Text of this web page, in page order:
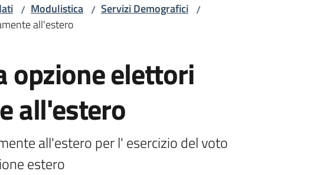
/ Modulistica / Servizi Demografici /
all'estero
opzione elettori
all'estero
all'estero per l' esercizio del voto
estero